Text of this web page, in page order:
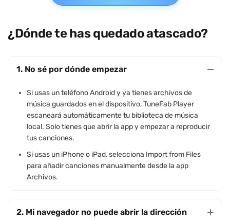
¿Dónde te has quedado atascado?
1. No sé por dónde empezar
Si usas un teléfono Android y ya tienes archivos de
música guardados en el dispositivo, TuneFab Player
escaneará automáticamente tu biblioteca de música
local. Solo tienes que abrir la app y empezar a reproducir
tus canciones.
Si usas un iPhone o iPad, selecciona Import from Files
para añadir canciones manualmente desde la app
Archivos.
2. Mi navegador no puede abrir la dirección